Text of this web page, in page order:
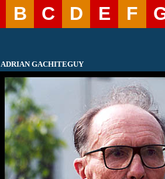
B C D E F
ADRIAN GACHITEGUY